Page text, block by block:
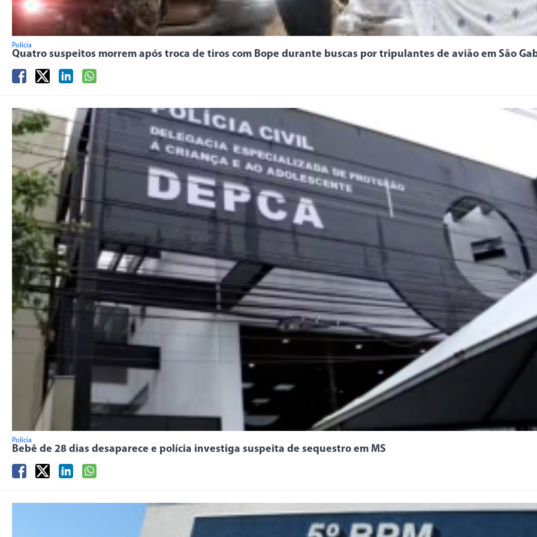
Polícia
Quatro suspeitos morrem após troca de tiros com Bope durante buscas por tripulantes de avião em São
Polícia
Bebê de 28 dias desaparece e polícia investiga suspeita de sequestro em MS